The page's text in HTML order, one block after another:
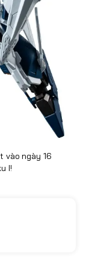
vào ngày 16
I!